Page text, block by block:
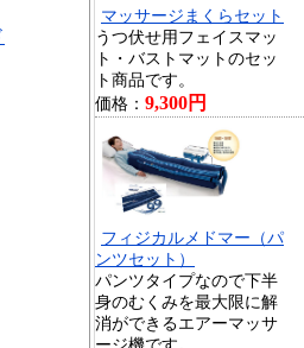
マッサージまくらセット
うつ伏せ用フェイスマッ
ト・バストマットのセッ
ト商品です。
価格： 9,300円
フィジカルメドマー（パ
ンツセット）
パンツタイプなので下半
身のむくみを最大限に解
消ができるエアーマッサ